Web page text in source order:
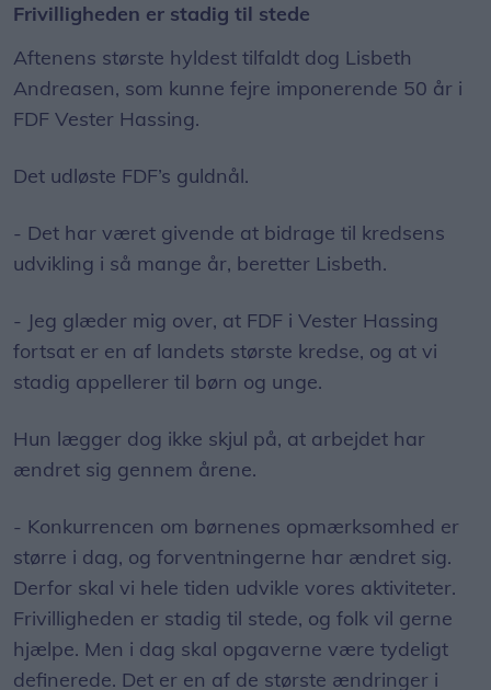
Frivilligheden er stadig til stede
Aftenens største hyldest tilfaldt dog Lisbeth
Andreasen, som kunne fejre imponerende 50 år i
FDF Vester Hassing.
Det udløste FDF’s guldnål.
- Det har været givende at bidrage til kredsens
udvikling i så mange år, beretter Lisbeth.
- Jeg glæder mig over, at FDF i Vester Hassing
fortsat er en af landets største kredse, og at vi
stadig appellerer til børn og unge.
Hun lægger dog ikke skjul på, at arbejdet har
ændret sig gennem årene.
- Konkurrencen om børnenes opmærksomhed er
større i dag, og forventningerne har ændret sig.
Derfor skal vi hele tiden udvikle vores aktiviteter.
Frivilligheden er stadig til stede, og folk vil gerne
hjælpe. Men i dag skal opgaverne være tydeligt
definerede. Det er en af de største ændringer i